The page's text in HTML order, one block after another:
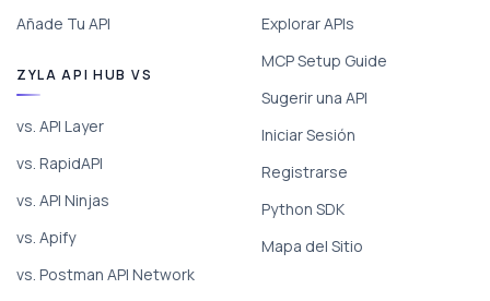
Añade Tu API
ZYLA API HUB VS
vs. API Layer
vs. RapidAPI
vs. API Ninjas
vs. Apify
vs. Postman API Network
Explorar APIs
MCP Setup Guide
Sugerir una API
Iniciar Sesión
Registrarse
Python SDK
Mapa del Sitio